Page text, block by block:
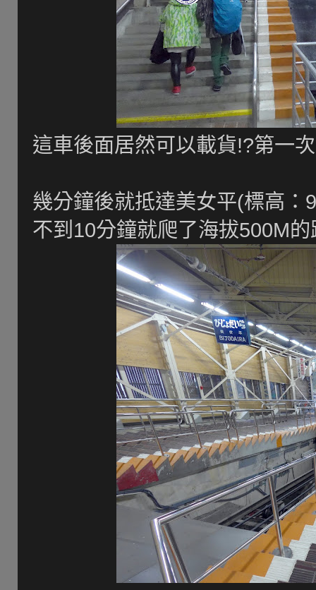
這車後面居然可以載貨!?第一
幾分鐘後就抵達美女平(標高：
不到10分鐘就爬了海拔500M